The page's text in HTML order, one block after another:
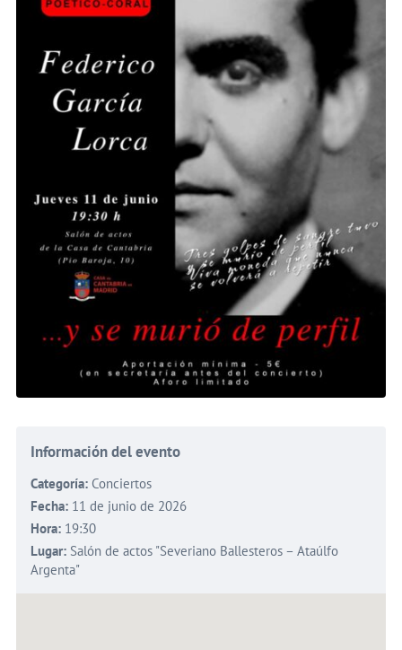
Información del evento
Categoría: Conciertos
Fecha: 11 de junio de 2026
Hora: 19:30
Lugar: Salón de actos "Severiano Ballesteros – Ataúlfo
Argenta"